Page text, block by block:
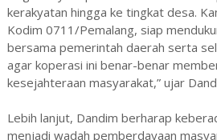
kerakyatan hingga ke tingkat desa.
Kodim 0711/Pemalang, siap
bersama pemerintah daerah serta
agar koperasi ini benar-benar
kesejahteraan masyarakat,” ujar
Lebih lanjut, Dandim berharap
menjadi wadah pemberdayaan